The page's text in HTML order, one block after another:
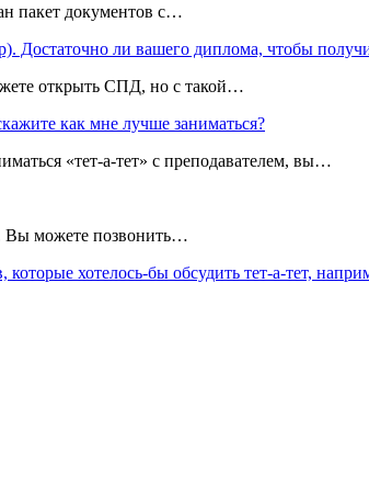
пакет документов с…
ли вашего диплома, чтобы
открыть СПД, но с такой…
как мне лучше заниматься?
«тет-а-тет» с преподавателем, вы…
Вы можете позвонить…
хотелось-бы обсудить тет-а-тет,